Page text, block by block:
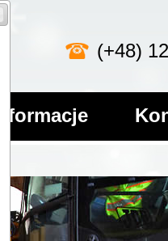
(+48)
Informacje